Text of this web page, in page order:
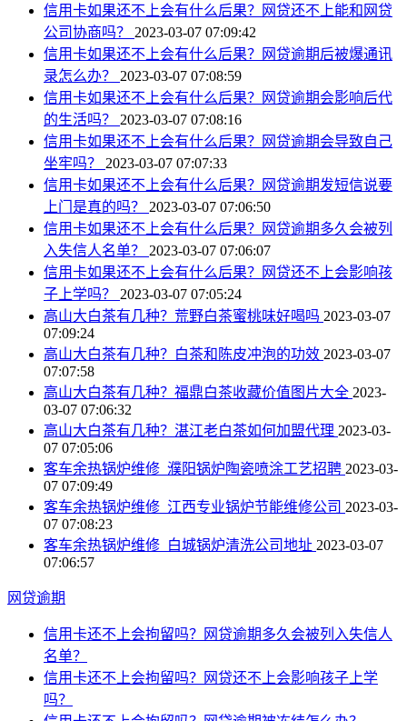
信用卡如果还不上会有什么后果？网贷还不上能和网贷
公司协商吗？ 2023-03-07 07:09:42
信用卡如果还不上会有什么后果？网贷逾期后被爆通讯
录怎么办？ 2023-03-07 07:08:59
信用卡如果还不上会有什么后果？网贷逾期会影响后代
的生活吗？ 2023-03-07 07:08:16
信用卡如果还不上会有什么后果？网贷逾期会导致自己
坐牢吗？ 2023-03-07 07:07:33
信用卡如果还不上会有什么后果？网贷逾期发短信说要
上门是真的吗？ 2023-03-07 07:06:50
信用卡如果还不上会有什么后果？网贷逾期多久会被列
入失信人名单？ 2023-03-07 07:06:07
信用卡如果还不上会有什么后果？网贷还不上会影响孩
子上学吗？ 2023-03-07 07:05:24
高山大白茶有几种？荒野白茶蜜桃味好喝吗 2023-03-07
07:09:24
高山大白茶有几种？白茶和陈皮冲泡的功效 2023-03-07
07:07:58
高山大白茶有几种？福鼎白茶收藏价值图片大全 2023-
03-07 07:06:32
高山大白茶有几种？湛江老白茶如何加盟代理 2023-03-
07 07:05:06
客车余热锅炉维修_濮阳锅炉陶瓷喷涂工艺招聘 2023-03-
07 07:09:49
客车余热锅炉维修_江西专业锅炉节能维修公司 2023-03-
07 07:08:23
客车余热锅炉维修_白城锅炉清洗公司地址 2023-03-07
07:06:57
网贷逾期
信用卡还不上会拘留吗？网贷逾期多久会被列入失信人
名单？
信用卡还不上会拘留吗？网贷还不上会影响孩子上学
吗？